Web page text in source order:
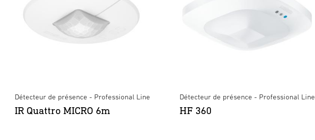
Détecteur de présence - Professional Line
IR Quattro MICRO 6m
Détecteur de présence - Professional Line
HF 360